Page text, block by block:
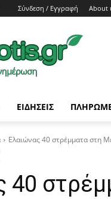
Σύνδεση / Εγγραφή About
ΕΙΔΗΣΕΙΣ
Ελαιώνας 40 στρέμματα στη
40